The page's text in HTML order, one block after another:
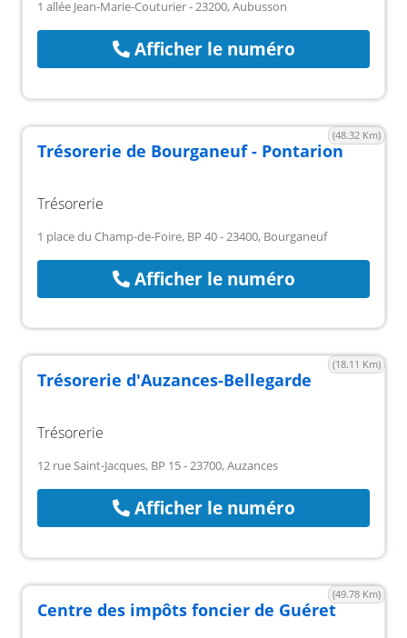
1 allée Jean-Marie-Couturier - 23200, Aubusson
Afficher le numéro
(48.32 Km)
Trésorerie de Bourganeuf - Pontarion
Trésorerie
1 place du Champ-de-Foire, BP 40 - 23400, Bourganeuf
Afficher le numéro
(18.11 Km)
Trésorerie d'Auzances-Bellegarde
Trésorerie
12 rue Saint-Jacques, BP 15 - 23700, Auzances
Afficher le numéro
(49.78 Km)
Centre des impôts foncier de Guéret